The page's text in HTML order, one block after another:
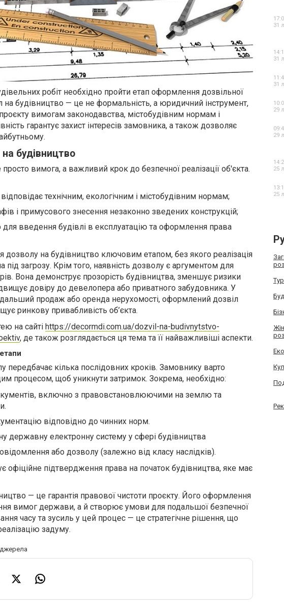
робіт необхідно пройти етап оформлення дозвільної
на будівництво — це не формальність, а юридичний інструмент,
вимогам законодавства, містобудівним нормам і
гарантує захист інтересів замовника, а також дозволяє
будівництво
вимога, а важливий крок до безпечної реалізації об'єкта.
технічним, екологічним і містобудівним нормам;
і примусового знесення незаконно зведених конструкцій;
введення будівлі в експлуатацію та оформлення права
дозволу на будівництво ключовим етапом, без якого реалізація
загрозу. Крім того, наявність дозволу є аргументом для
Вона демонструє прозорість будівництва, зменшує ризики
довіру до девелопера або приватного забудовника. У
продаж або оренда нерухомості, оформлений дозвіл
ринкову привабливість об’єкта.
на сайті https://decormdi.com.ua/dozvil-na-budivnytstvo-
, де також розглядається ця тема та її найважливіші аспекти.
кілька послідовних кроків. Замовнику варто
процесом, щоб уникнути затримок. Зокрема, необхідно:
включно з правовстановлюючими на землю та
відповідно до чинних норм.
державну електронну систему у сфері будівництва
або дозволу (залежно від класу наслідків).
офіційне підтвердження права на початок будівництва, яке має
— це гарантія правової чистоти проєкту. Його оформлення
вимог держави, а й створює умови для подальшої безпечної
часу та зусиль у цей процес — це стратегічне рішення, що
задуму.
джерела
31
31
31
29
29
25
25